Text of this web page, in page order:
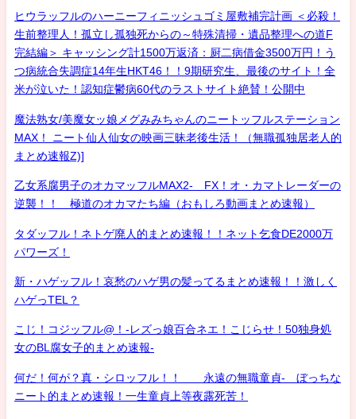
ヒウラッフルのハーニーフィニッシュゴミ屋敷補完計画 ＜必殺！
生前整理人！孤立し孤独死からの～特殊清掃・遺品整理への道F
完結編＞ キャッシング計1500万返済：厨二病借金3500万円！う
つ病統合失調症14年生HKT46！！9期研究生、最後のサイト！全
米が泣いた！認知症鬱病60代のラストサイト絶賛！公開中
魔法熟女/美魔女ッ娘メグみみちゃんのニートッフルステーション
MAX！ ニート仙人仙女の映画三昧老後生活！（無職孤独居老人的
まとめ速報Z)]
乙女系腐男子のオカマッフルMAX2- FX！オ・カマトレーダーの
逆襲！！ 極道のオカマたち編（おもしろ動画まとめ速報）
タダッフル！ネトゲ廃人的まとめ速報！！ネット乞食DE2000万
パワーズ！
新・ハゲッフル！哀愁のハゲ男の髪ってるまとめ速報！！激しく
ハゲっTEL？
こじ！コジッフル@！-レズっ娘百合ネエ！こじらせ！50独身処
女のBL腐女子的まとめ速報-
何だ！何が？真・シロッフル！！ 永遠の無職童貞- ぼっちな
ニート的まとめ速報！一生童貞上等夜露死苦！